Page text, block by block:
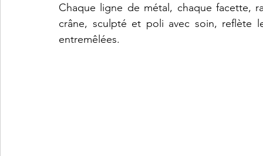
Chaque ligne de métal, chaque facette,
crâne, sculpté et poli avec soin, reflète
entremêlées.